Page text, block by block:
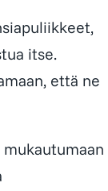
itse.
että ne